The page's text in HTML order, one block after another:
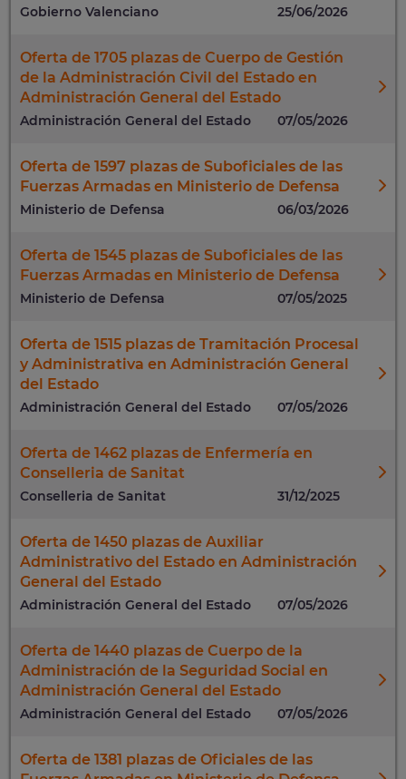
Gobierno Valenciano 25/06/2026
Oferta de 1705 plazas de Cuerpo de Gestión
de la Administración Civil del Estado en
Administración General del Estado
Administración General del Estado 07/05/2026
Oferta de 1597 plazas de Suboficiales de las
Fuerzas Armadas en Ministerio de Defensa
Ministerio de Defensa 06/03/2026
Oferta de 1545 plazas de Suboficiales de las
Fuerzas Armadas en Ministerio de Defensa
Ministerio de Defensa 07/05/2025
Oferta de 1515 plazas de Tramitación Procesal
y Administrativa en Administración General
del Estado
Administración General del Estado 07/05/2026
Oferta de 1462 plazas de Enfermería en
Conselleria de Sanitat
Conselleria de Sanitat 31/12/2025
Oferta de 1450 plazas de Auxiliar
Administrativo del Estado en Administración
General del Estado
Administración General del Estado 07/05/2026
Oferta de 1440 plazas de Cuerpo de la
Administración de la Seguridad Social en
Administración General del Estado
Administración General del Estado 07/05/2026
Oferta de 1381 plazas de Oficiales de las